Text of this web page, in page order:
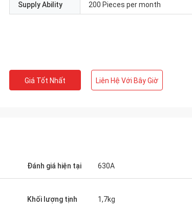
giao hàng của CW Magnetron
và rất quan trọng: các sản
được gửi khớp với đơn đặt
Supply Ability 200 Pieces per month
Giá Tốt Nhất Liên Hệ Với Bây Giờ
Đánh giá hiện tại 630A
Khối lượng tịnh 1,7kg